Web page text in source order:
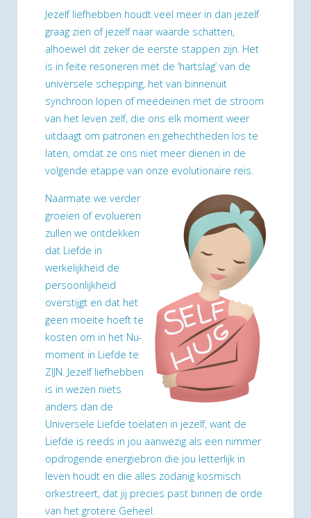
Jezelf liefhebben houdt veel meer in dan jezelf
graag zien of jezelf naar waarde schatten,
alhoewel dit zeker de eerste stappen zijn. Het
is in feite resoneren met de ‘hartslag’ van de
universele schepping, het van binnenuit
synchroon lopen of meedeinen met de stroom
van het leven zelf, die ons elk moment weer
uitdaagt om patronen en gehechtheden los te
laten, omdat ze ons niet meer dienen in de
volgende etappe van onze evolutionaire reis.
Naarmate we verder
groeien of evolueren
zullen we ontdekken
dat Liefde in
werkelijkheid de
persoonlijkheid
overstijgt en dat het
geen moeite hoeft te
kosten om in het Nu-
moment in Liefde te
ZIJN. Jezelf liefhebben
is in wezen niets
anders dan de
Universele Liefde toelaten in jezelf, want de
Liefde is reeds in jou aanwezig als een nimmer
opdrogende energiebron die jou letterlijk in
leven houdt en die alles zodanig kosmisch
orkestreert, dat jij precies past binnen de orde
van het grotere Geheel.